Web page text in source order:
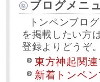
ブログメニ
トンペンブロ
を掲載したい方
登録よりどうぞ
東方神起関
新着トンペ